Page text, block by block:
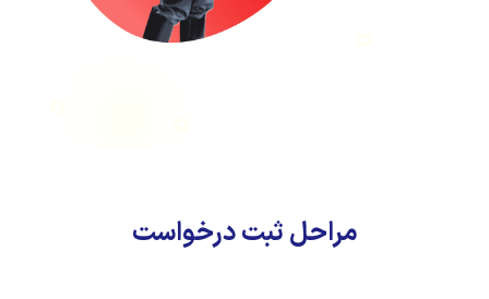
مراحل ثبت درخواست